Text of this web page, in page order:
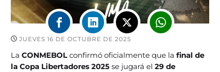
JUEVES 16 DE OCTUBRE DE 2025
LaCONMEBOL confirmó oficialmente que lafinal de
la Copa Libertadores 2025 se jugará el29 de